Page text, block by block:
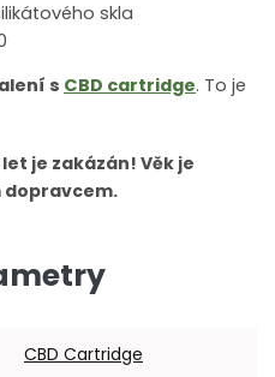
skla
s CBD cartridge. To je
je zakázán! Věk je
dopravcem.
CBD Cartridge